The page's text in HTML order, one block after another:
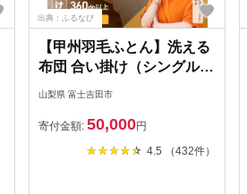
出典：ふるなび
【甲州羽毛ふとん】洗える
布団 合い掛け（シングル）
寝具 暖かい布団
山梨県 富士吉田市
寄付金額: 50,000円
4.5 （432件）